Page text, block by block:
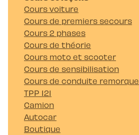
Cours voiture
Cours de premiers secours
Cours 2 phases
Cours de théorie
Cours moto et scooter
Cours de sensibilisation
Cours de conduite remorque
TPP 121
Camion
Autocar
Boutique